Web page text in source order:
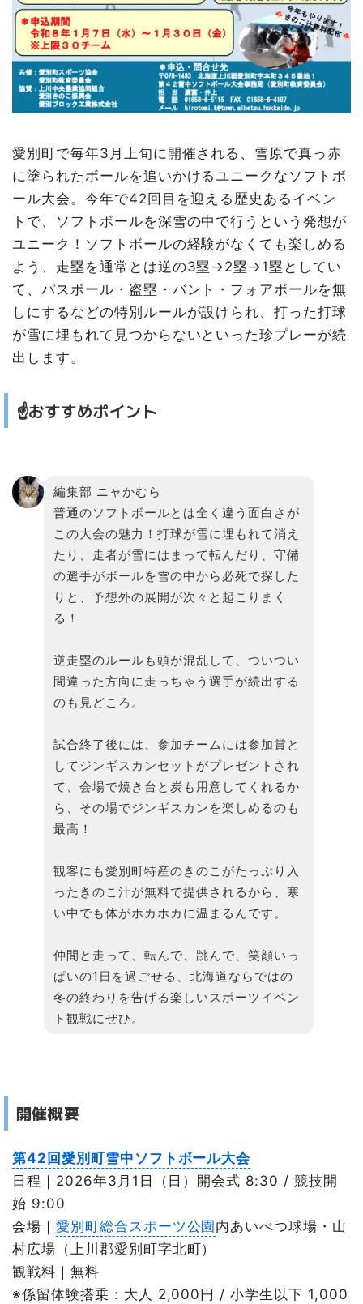
愛別町で毎年3月上旬に開催される、雪原で真っ赤
に塗られたボールを追いかけるユニークなソフトボ
ール大会。今年で42回目を迎える歴史あるイベン
トで、ソフトボールを深雪の中で行うという発想が
ユニーク！ソフトボールの経験がなくても楽しめる
よう、走塁を通常とは逆の3塁→2塁→1塁としてい
て、パスボール・盗塁・バント・フォアボールを無
しにするなどの特別ルールが設けられ、打った打球
が雪に埋もれて見つからないといった珍プレーが続
出します。
☝️おすすめポイント
編集部 ニャかむら
普通のソフトボールとは全く違う面白さが
この大会の魅力！打球が雪に埋もれて消え
たり、走者が雪にはまって転んだり、守備
の選手がボールを雪の中から必死で探した
りと、予想外の展開が次々と起こりまく
る！
逆走塁のルールも頭が混乱して、ついつい
間違った方向に走っちゃう選手が続出する
のも見どころ。
試合終了後には、参加チームには参加賞と
してジンギスカンセットがプレゼントされ
て、会場で焼き台と炭も用意してくれるか
ら、その場でジンギスカンを楽しめるのも
最高！
観客にも愛別町特産のきのこがたっぷり入
ったきのこ汁が無料で提供されるから、寒
い中でも体がホカホカに温まるんです。
仲間と走って、転んで、跳んで、笑顔いっ
ぱいの1日を過ごせる、北海道ならではの
冬の終わりを告げる楽しいスポーツイベン
ト観戦にぜひ。
開催概要
第42回愛別町雪中ソフトボール大会
日程｜2026年3月1日（日）開会式 8:30 / 競技開
始 9:00
会場｜ 愛別町総合スポーツ公園 内あいべつ球場・山
村広場（上川郡愛別町字北町）
観戦料｜無料
※係留体験搭乗：大人 2,000円 / 小学生以下 1,000